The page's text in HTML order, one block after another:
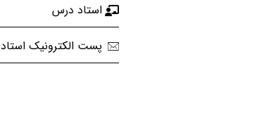
استاد درس
پست الکترونیک استاد